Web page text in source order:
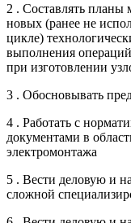
2 . Составлять планы
новых (ранее не
цикле)
выполнения
при изготовлении
3 . Обосновывать
4 . Работать с
документами в
электромонтажа
5 . Вести деловую и
сложной